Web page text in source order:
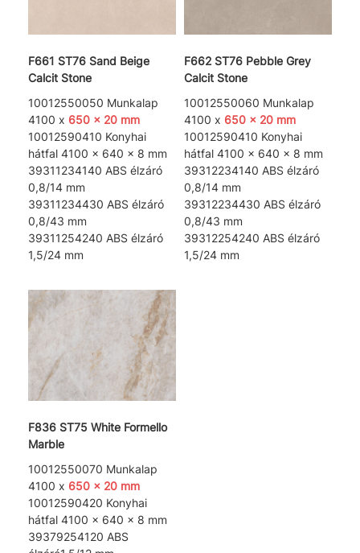
F661 ST76 Sand Beige
Calcit Stone
10012550050 Munkalap
4100 x 650 x 20 mm
10012590410 Konyhai
hátfal 4100 x 640 x 8 mm
39311234140 ABS élzáró
0,8/14 mm
39311234430 ABS élzáró
0,8/43 mm
39311254240 ABS élzáró
1,5/24 mm
F662 ST76 Pebble Grey
Calcit Stone
10012550060 Munkalap
4100 x 650 x 20 mm
10012590410 Konyhai
hátfal 4100 x 640 x 8 mm
39312234140 ABS élzáró
0,8/14 mm
39312234430 ABS élzáró
0,8/43 mm
39312254240 ABS élzáró
1,5/24 mm
F836 ST75 White Formello
Marble
10012550070 Munkalap
4100 x 650 x 20 mm
10012590420 Konyhai
hátfal 4100 x 640 x 8 mm
39379254120 ABS